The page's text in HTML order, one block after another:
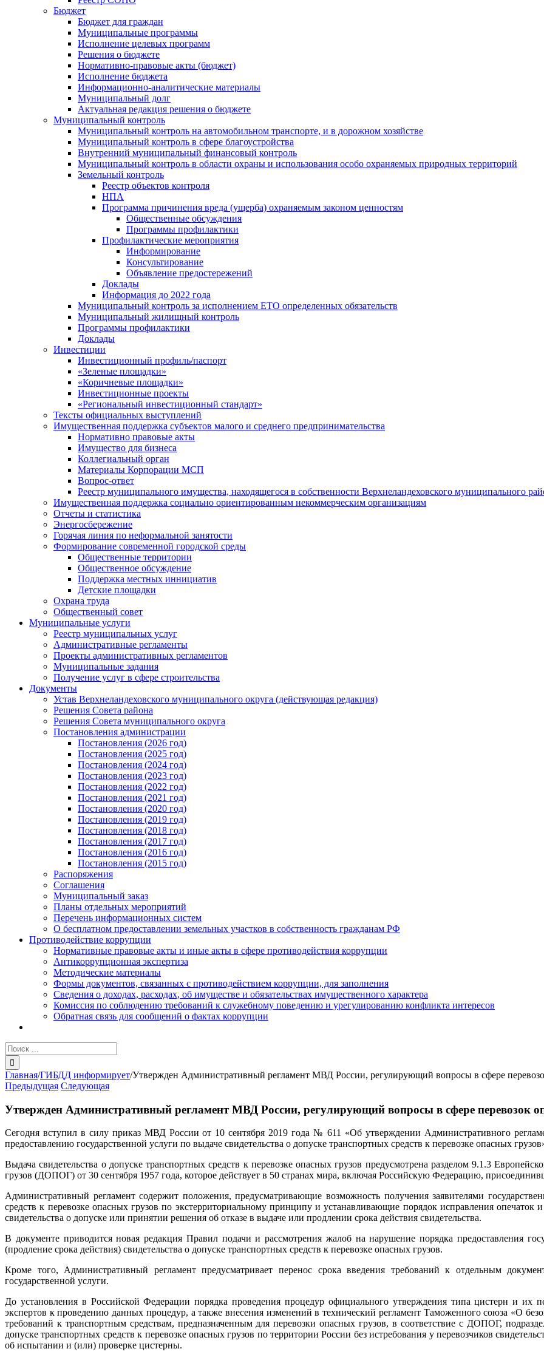
Бюджет
Бюджет для граждан
Муниципальные программы
Исполнение целевых программ
Решения о бюджете
Нормативно-правовые акты (бюджет)
Исполнение бюджета
Информационно-аналитические материалы
Муниципальный долг
Актуальная редакция решения о бюджете
Муниципальный контроль
Муниципальный контроль на автомобильном транспорте, и в дорожном хозяйстве
Муниципальный контроль в сфере благоустройства
Внутренний муниципальный финансовый контроль
Муниципальный контроль в области охраны и использования особо охраняемых природных территорий
Земельный контроль
Реестр объектов контроля
НПА
Программа причинения вреда (ущерба) охраняемым законом ценностям
Общественные обсуждения
Программы профилактики
Профилактические мероприятия
Информирование
Консультирование
Объявление предостережений
Доклады
Информация до 2022 года
Муниципальный контроль за исполнением ЕТО определенных обязательств
Муниципальный жилищный контроль
Программы профилактики
Доклады
Инвестиции
Инвестиционный профиль/паспорт
«Зеленые площадки»
«Коричневые площадки»
Инвестиционные проекты
«Региональный инвестиционный стандарт»
Тексты официальных выступлений
Имущественная поддержка субъектов малого и среднего предпринимательства
Нормативно правовые акты
Имущество для бизнеса
Коллегиальный орган
Материалы Корпорации МСП
Вопрос-ответ
Реестр муниципального имущества, находящегося в собственности Верхнеландеховского муниципального
Имущественная поддержка социально ориентированным некоммерческим организациям
Отчеты и статистика
Энергосбережение
Горячая линия по неформальной занятости
Формирование современной городской среды
Общественные территории
Общественное обсуждение
Поддержка местных иннициатив
Детские площадки
Охрана труда
Общественный совет
Муниципальные услуги
Реестр муниципальных услуг
Административные регламенты
Проекты административных регламентов
Муниципальные задания
Получение услуг в сфере строительства
Документы
Устав Верхнеландеховского муниципального округа (действующая редакция)
Решения Совета района
Решения Совета муниципального округа
Постановления администрации
Постановления (2026 год)
Постановления (2025 год)
Постановления (2024 год)
Постановления (2023 год)
Постановления (2022 год)
Постановления (2021 год)
Постановления (2020 год)
Постановления (2019 год)
Постановления (2018 год)
Постановления (2017 год)
Постановления (2016 год)
Постановления (2015 год)
Распоряжения
Соглашения
Муниципальный заказ
Планы отдельных мероприятий
Перечень информационных систем
О бесплатном предоставлении земельных участков в собственность гражданам РФ
Противодействие коррупции
Нормативные правовые акты и иные акты в сфере противодействия коррупции
Антикоррупционная экспертиза
Методические материалы
Формы документов, связанных с противодействием коррупции, для заполнения
Сведения о доходах, расходах, об имуществе и обязательствах имущественного характера
Комиссия по соблюдению требований к служебному поведению и урегулированию конфликта интересов
Обратная связь для сообщений о фактах коррупции
Результат
поиска:
Главная/ГИБДД информирует/Утвержден Административный регламент МВД России, регулирующий вопросы в сфере
Предыдущая Следующая
Утвержден Административный регламент МВД России, регулирующий вопросы в сфере перевозок
Сегодня вступил в силу приказ МВД России от 10 сентября 2019 года № 611 «Об утверждении Административного
предоставлению государственной услуги по выдаче свидетельства о допуске транспортных средств к перевозке опасных
Выдача свидетельства о допуске транспортных средств к перевозке опасных грузов предусмотрена разделом 9.1.3
грузов (ДОПОГ) от 30 сентября 1957 года, которое действует в 50 странах мира, включая Российскую Федерацию,
Административный регламент содержит положения, предусматривающие возможность получения заявителями
средств к перевозке опасных грузов по экстерриториальному принципу и устанавливающие порядок исправления
свидетельства о допуске или принятии решения об отказе в выдаче или продлении срока действия свидетельства.
В документе приводится новая редакция Правил подачи и рассмотрения жалоб на нарушение порядка предоставления
(продление срока действия) свидетельства о допуске транспортных средств к перевозке опасных грузов.
Кроме того, Административный регламент предусматривает перенос срока введения требований к отдельным
государственной услуги.
До установления в Российской Федерации порядка проведения процедур официального утверждения типа цистерн и их
экспертов к проведению данных процедур, а также внесения изменений в технический регламент Таможенного союза «О
требований к транспортным средствам, предназначенным для перевозки опасных грузов, в соответствие с ДОПОГ,
допуске транспортных средств к перевозке опасных грузов по территории России без истребования у перевозчиков
об испытании и (или) проверке цистерны.